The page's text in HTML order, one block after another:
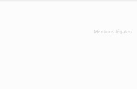
Mentions légales